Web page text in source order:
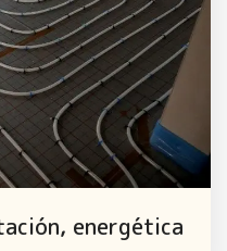
energética